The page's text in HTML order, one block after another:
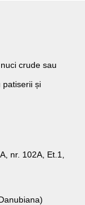
crude sau
patiserii și
nr. 102A, Et.1,